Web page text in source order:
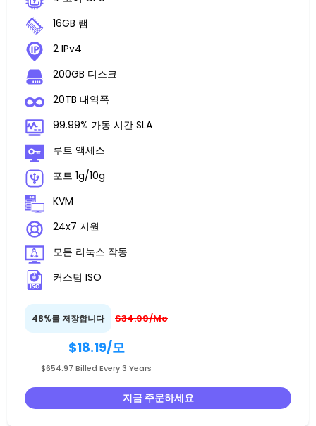
16GB 램
2 IPv4
200GB 디스크
20TB 대역폭
99.99% 가동 시간 SLA
루트 액세스
포트 1g/10g
KVM
24x7 지원
모든 리눅스 작동
커스텀 ISO
48%를 저장합니다 $34.99/Mo
$18.19/모
$654.97 Billed Every 3 Years
지금 주문하세요